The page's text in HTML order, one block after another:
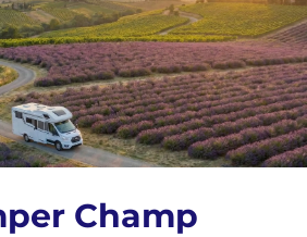
Champ